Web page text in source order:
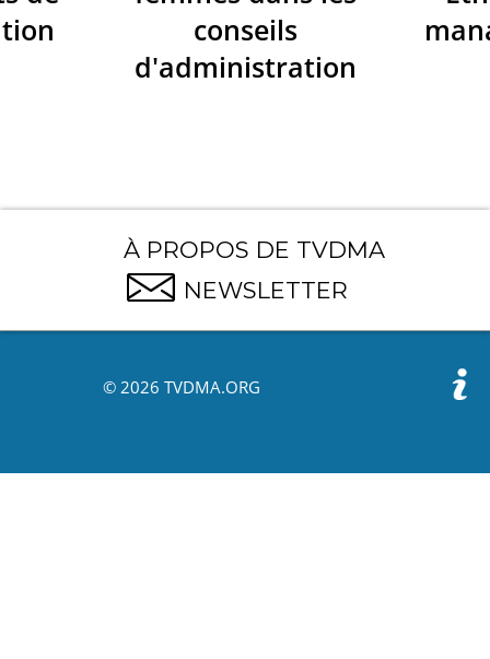
conseils
d'administration
À PROPOS DE TVDMA
NEWSLETTER
© 2026 TVDMA.ORG